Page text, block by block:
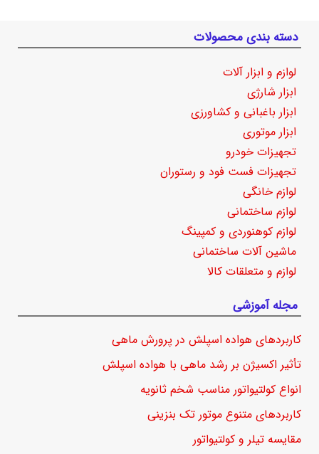
دسته بندی محصولات
لوازم و ابزار آلات
ابزار شارژی
ابزار باغبانی و کشاورزی
ابزار موتوری
تجهیزات خودرو
تجهیزات فست فود و رستوران
لوازم خانگی
لوازم ساختمانی
لوازم کوهنوردی و کمپینگ
ماشین آلات ساختمانی
لوازم و متعلقات کالا
مجله آموزشی
کاربردهای هواده اسپلش در پرورش ماهی
تأثیر اکسیژن بر رشد ماهی با هواده اسپلش
انواع کولتیواتور مناسب شخم ثانویه
کاربردهای متنوع موتور تک بنزینی
مقایسه تیلر و کولتیواتور